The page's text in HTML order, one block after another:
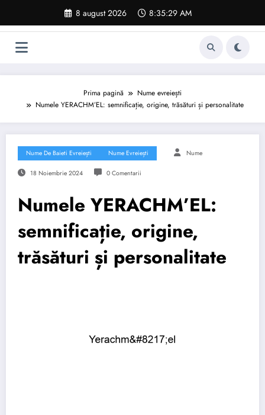
conținut
8 august 2026 8:35:30 AM
Prima pagină
Nume evreiești
Numele YERACHM’EL: semnificație, origine, trăsături și personalitate
Nume De Baieti Evreiești Nume Evreiești Nume
18 Noiembrie 2024 0 Comentarii
Numele YERACHM’EL:
semnificație, origine,
trăsături și personalitate